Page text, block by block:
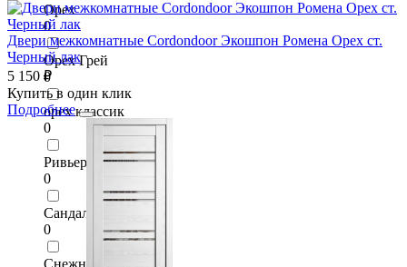
Орех
0
Орех Грей
0
орех классик
0
Ривьера Айс
0
Сандал светлый
0
Снежный
Двери межкомнатные Cordondoor Экошпон Ромена Орех ст.
Черный лак
5 150 ₽
Купить в один клик
Подробнее